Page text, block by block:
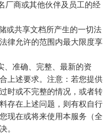
厂商或其他伙伴及员工的经
或共享文档所产生的一切法
律允许的范围内最大限度享
、准确、完整、最新的资
上述要求。注意：若您提供
时或不完整的情况，或者转
存在上述问题，则有权自行
现在或将来使用本服务（全
。